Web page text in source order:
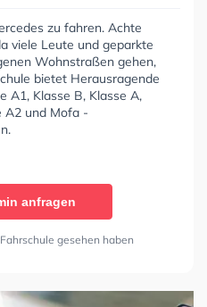
zu fahren. Achte
viele Leute und geparkte
Wohnstraßen gehen,
bietet Herausragende
A1, Klasse B, Klasse A,
A2 und Mofa -
anfragen
gesehen haben